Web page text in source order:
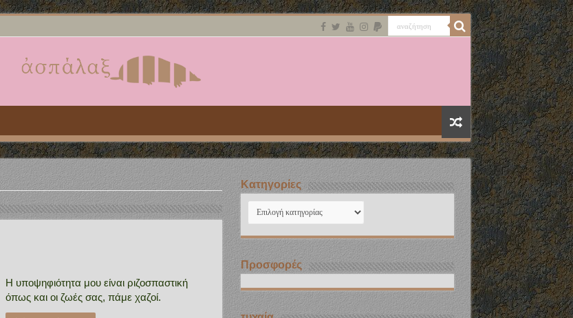
Η υποψηφιότητα μου είναι ριζοσπαστική
όπως και οι ζωές σας, πάμε χαζοί.
Kατηγορίες
Kατηγορίες
Προσφορές